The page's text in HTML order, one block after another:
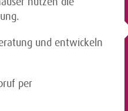
und entwickeln
per